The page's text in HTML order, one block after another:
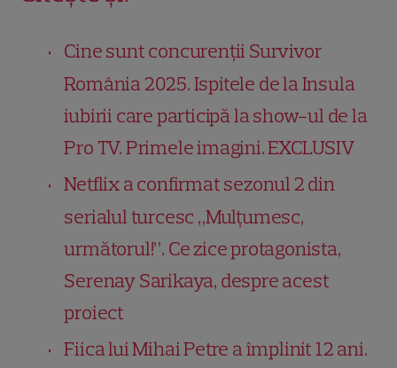
Cine sunt concurenții Survivor
România 2025. Ispitele de la Insula
iubirii care participă la show-ul de la
Pro TV. Primele imagini. EXCLUSIV
Netflix a confirmat sezonul 2 din
serialul turcesc „Mulțumesc,
următorul!”. Ce zice protagonista,
Serenay Sarikaya, despre acest
proiect
Fiica lui Mihai Petre a împlinit 12 ani.